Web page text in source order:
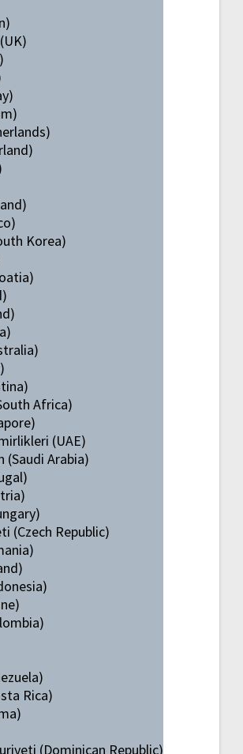
Korea)
Africa)
(UAE)
(Saudi Arabia)
(Czech Republic)
Rica)
(Dominican Republic)